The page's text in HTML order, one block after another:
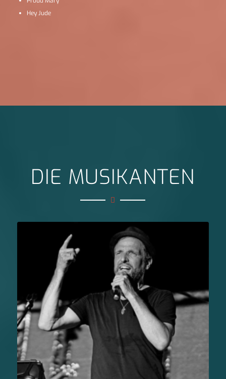
Hey Jude
DIE MUSIKANTEN